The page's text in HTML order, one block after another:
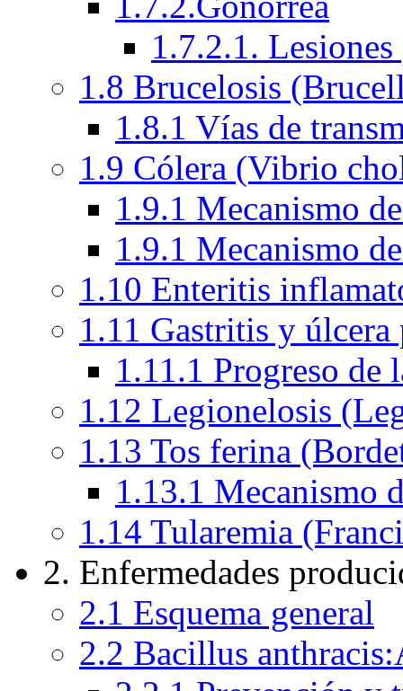
1.7.2.1.
1.8 Brucelosis
1.8.1 Vías de
1.9 Cólera (Vibrio
1.9.1 Mecanismo
1.9.1 Mecanismo
1.10 Enteritis
1.11 Gastritis y
1.11.1 Progreso de
1.12 Legionelosis
1.13 Tos ferina
1.13.1 Mecanismo
1.14 Tularemia
2. Enfermedades
2.1 Esquema general
2.2 Bacillus